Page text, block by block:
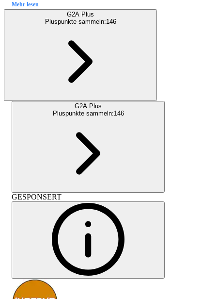
Mehr lesen
G2A Plus
Pluspunkte sammeln:146
G2A Plus
Pluspunkte sammeln:146
GESPONSERT